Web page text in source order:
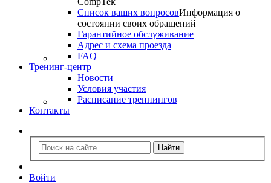
Список ваших вопросовИнформация о
состоянии своих обращений
Гарантийное обслуживание
Адрес и схема проезда
FAQ
Тренинг-центр
Новости
Условия участия
Расписание треннингов
Контакты
Войти